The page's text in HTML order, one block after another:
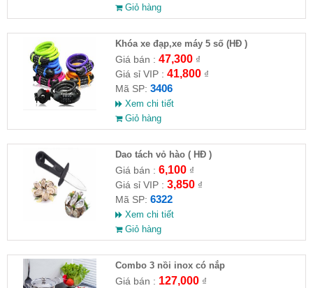
Giỏ hàng
Khóa xe đạp,xe máy 5 số (HĐ )
Giá bán : 47,300₫
Giá sỉ VIP : 41,800₫
Mã SP: 3406
Xem chi tiết
Giỏ hàng
Dao tách vỏ hào ( HĐ )
Giá bán : 6,100₫
Giá sỉ VIP : 3,850₫
Mã SP: 6322
Xem chi tiết
Giỏ hàng
Combo 3 nồi inox có nắp
Giá bán : 127,000₫